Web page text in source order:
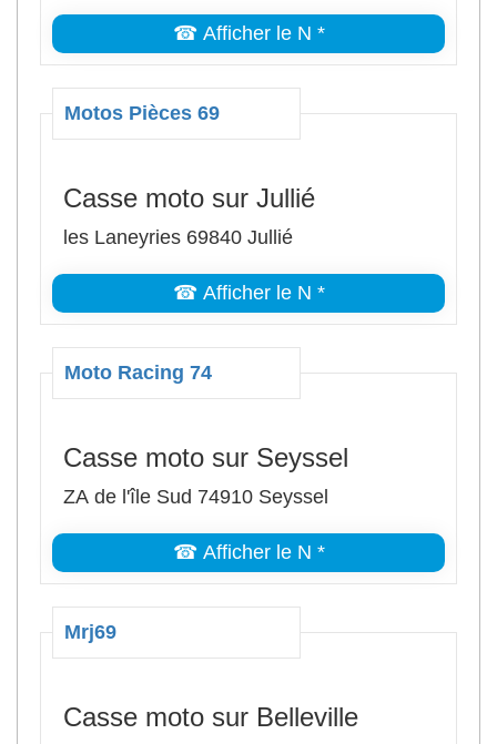
☎ Afficher le N *
Motos Pièces 69
Casse moto sur Jullié
les Laneyries 69840 Jullié
☎ Afficher le N *
Moto Racing 74
Casse moto sur Seyssel
ZA de l'île Sud 74910 Seyssel
☎ Afficher le N *
Mrj69
Casse moto sur Belleville